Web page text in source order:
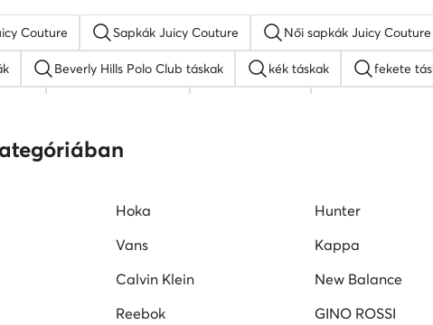
Couture Sapkák Juicy Couture Női sapkák Juicy Couture
Beverly Hills Polo Club táskak kék táskak fekete
táskak
Hoka Hunter
Vans Kappa
Calvin Klein New Balance
Reebok GINO ROSSI